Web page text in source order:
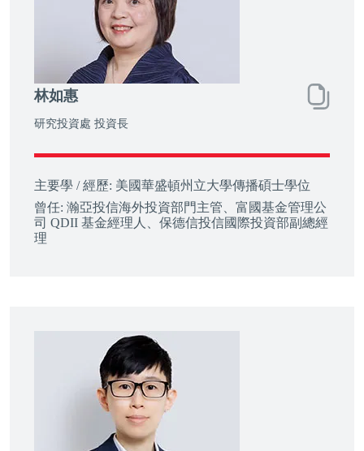
林如惠
研究投資處 投資長
主要學 / 經歷: 美國華盛頓州立大學傳播碩士學位
曾任: 瀚亞投信海外投資部門主管、富國基金管理公
司 QDII 基金經理人、保德信投信國際投資部副總經
理